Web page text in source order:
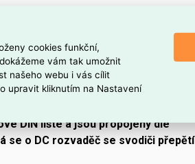
montáž na omítku o maximálním
2x dvoupólový pojistkový odpojovač
2 MPPT trackerů. Dále je v
a ostatní spojovací materiál.
DIN lište a jsou propojeny dle
se o DC rozvaděč se svodiči přepětí
cookies funkční,
vám tak umožnit
našeho webu i vás cílit
upravit kliknutím na Nastavení